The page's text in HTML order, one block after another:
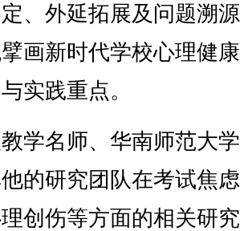
、外延拓展及问题溯
画新时代学校心理健
实践重点。
名师、华南师范大
的研究团队在考试焦
创伤等方面的相关研